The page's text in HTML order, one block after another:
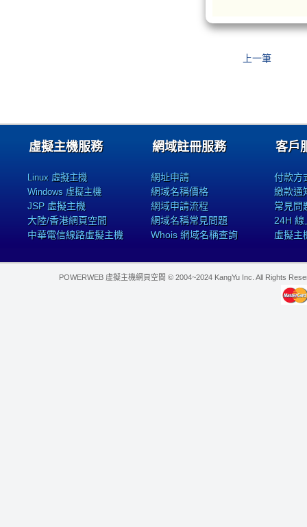
上一筆
虛擬主機服務
Linux 虛擬主機
Windows 虛擬主機
JSP 虛擬主機
大陸/香港網頁空間
中華電信線路虛擬主機
網域註冊服務
網址申請
網域名稱價格
網域申請流程
網域名稱常見問題
Whois 網域名稱查詢
客戶
付款方
繳款通
常見問
24H 線
虛擬主
POWERWEB 虛擬主機網頁空間 © 2004~2024 KangYu Inc. All Rights